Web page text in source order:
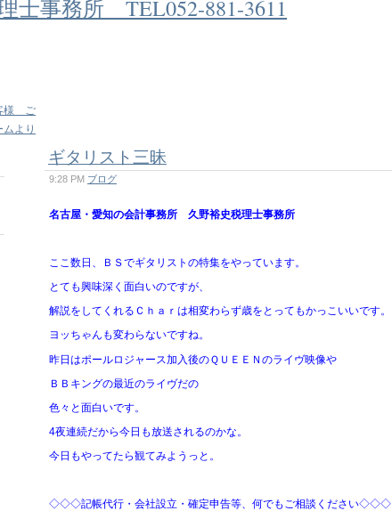
ギタリスト三昧
9:28 PM ブログ
名古屋・愛知の会計事務所 久野裕史税理士事務所
ここ数日、ＢＳでギタリストの特集をやっています。
とても興味深く面白いのですが、
解説をしてくれるＣｈａｒは相変わらず歳をとってもかっこいいです。
ヨッちゃんも変わらないですね。
昨日はポールロジャース加入後のＱＵＥＥＮのライヴ映像や
ＢＢキングの最近のライヴだの
色々と面白いです。
4夜連続だから今日も放送されるのかな。
今日もやってたら観てみようっと。
◇◇◇記帳代行・会社設立・確定申告等、何でもご相談ください◇◇◇
様 ご
より